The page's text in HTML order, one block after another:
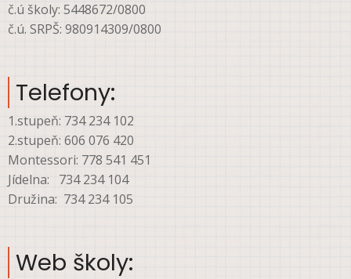
č.ú školy: 5448672/0800
č.ú. SRPŠ: 980914309/0800
Telefony:
1.stupeň: 734 234 102
2.stupeň: 606 076 420
Montessori: 778 541 451
Jídelna: 734 234 104
Družina: 734 234 105
Web školy: